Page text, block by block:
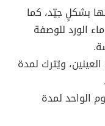
بشكلٍ جيّد، كما
الورد للوصفة
ويُترك لمدة
الواحد لمدة